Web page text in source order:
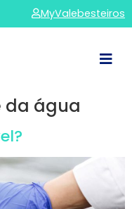
MyValebesteiros
da água